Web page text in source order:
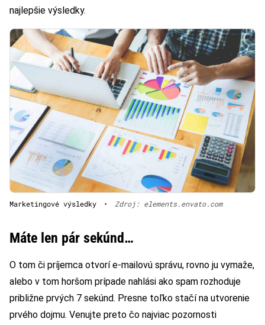
najlepšie výsledky.
Marketingové výsledky • Zdroj: elements.envato.com
Máte len pár sekúnd…
O tom či príjemca otvorí e-mailovú správu, rovno ju vymaže,
alebo v tom horšom prípade nahlási ako spam rozhoduje
približne prvých 7 sekúnd. Presne toľko stačí na utvorenie
prvého dojmu. Venujte preto čo najviac pozornosti